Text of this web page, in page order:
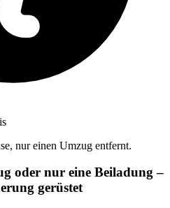
nur einen Umzug entfernt.
oder nur eine Beiladung –
gerüstet